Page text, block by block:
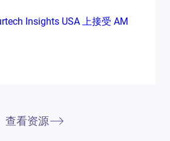
Insights USA 上接受 AM
查看资源